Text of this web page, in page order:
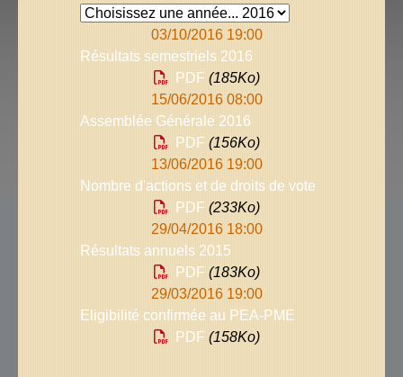
03/10/2016 19:00
Résultats semestriels 2016
PDF (185Ko)
15/06/2016 08:00
Assemblée Générale 2016
PDF (156Ko)
13/06/2016 19:00
Nombre d'actions et de droits de vote
PDF (233Ko)
29/04/2016 18:00
Résultats annuels 2015
PDF (183Ko)
29/03/2016 19:00
Eligibilité confirmée au PEA-PME
PDF (158Ko)